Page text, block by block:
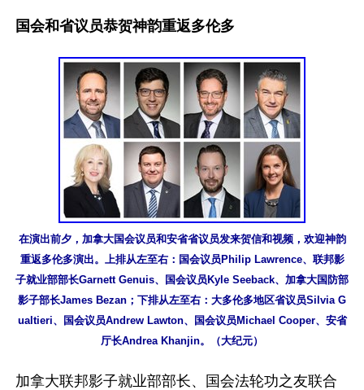
国会和省议员恭贺神韵重返多伦多
在演出前夕，加拿大国会议员和安省省议员发来贺信和视频，欢迎神韵
重返多伦多演出。上排从左至右：国会议员Philip Lawrence、联邦影
子就业部部长Garnett Genuis、国会议员Kyle Seeback、加拿大国防部
影子部长James Bezan；下排从左至右：大多伦多地区省议员Silvia G
ualtieri、国会议员Andrew Lawton、国会议员Michael Cooper、安省
厅长Andrea Khanjin。（大纪元）
加拿大联邦影子就业部部长、国会法轮功之友联合